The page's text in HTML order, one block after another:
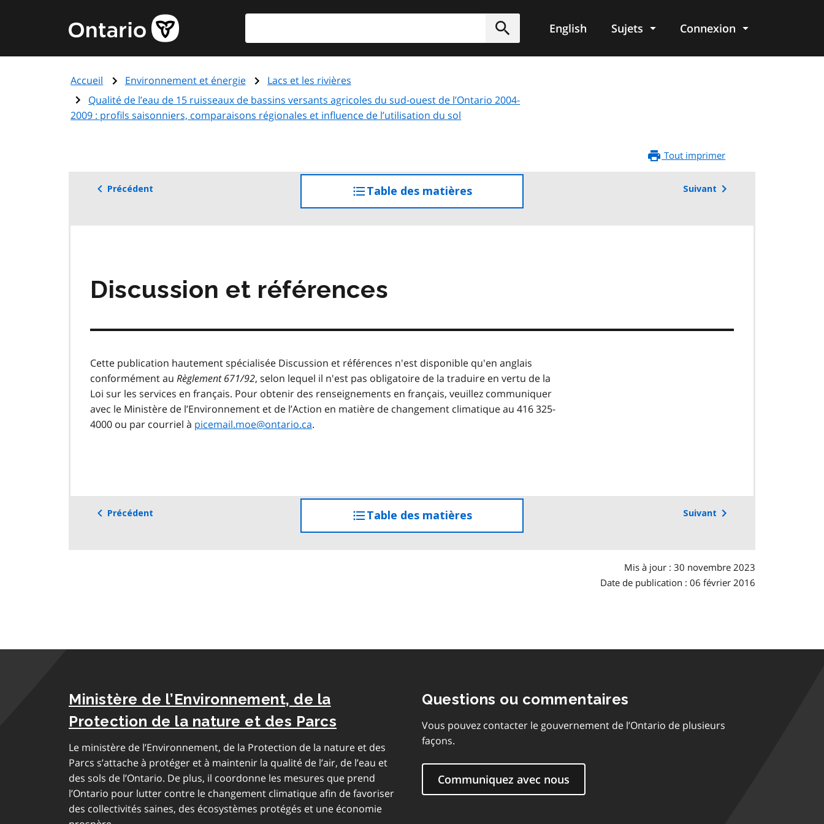
principal
Page
d'accueil
de
l'Ontario
Soumettre
English Sujets Connexion
Accueil Environnement et énergie
Lacs et les rivières
Qualité de l’eau de 15 ruisseaux de bassins versants agricoles du sud-ouest de l’Ontario 2004-
2009 : profils saisonniers, comparaisons régionales et influence de l’utilisation du sol
Tout imprimer
Précédent Table des matièresaccéder
à
Suivant
Discussion et références
Cette publication hautement spécialisée Discussion et références n'est disponible qu'en anglais
conformément au Règlement 671/92, selon lequel il n'est pas obligatoire de la traduire en vertu de la
Loi sur les services en français. Pour obtenir des renseignements en français, veuillez communiquer
avec le Ministère de l’Environnement et de l’Action en matière de changement climatique au 416 325-
4000 ou par courriel à picemail.moe@ontario.ca.
Précédent Table des matièresaccéder
à
Suivant
Mis à jour : 30 novembre 2023
Date de publication : 06 février 2016
Ministère de l’Environnement, de la
Protection de la nature et des Parcs
Le ministère de l’Environnement, de la Protection de la nature et des
Parcs s’attache à protéger et à maintenir la qualité de l’air, de l’eau et
des sols de l’Ontario. De plus, il coordonne les mesures que prend
l’Ontario pour lutter contre le changement climatique afin de favoriser
des collectivités saines, des écosystèmes protégés et une économie
Questions ou commentaires
Vous pouvez contacter le gouvernement de l’Ontario de plusieurs
façons.
Communiquez avec nous